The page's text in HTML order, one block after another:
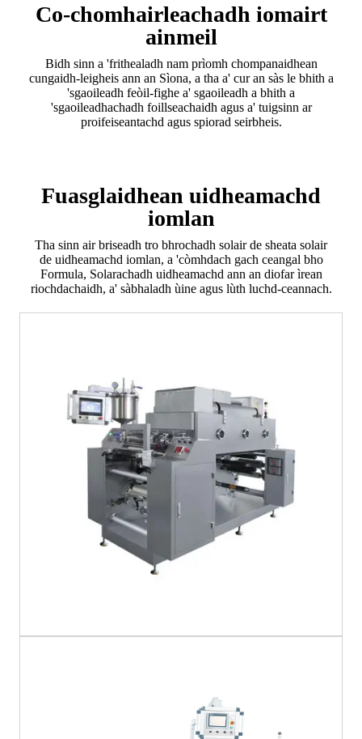
Co-chomhairleachadh iomairt
ainmeil
Bidh sinn a 'frithealadh nam prìomh chompanaidhean
cungaidh-leigheis ann an Sìona, a tha a' cur an sàs le bhith a
'sgaoileadh feòil-fighe a' sgaoileadh a bhith a
'sgaoileadhachadh foillseachaidh agus a' tuigsinn ar
proifeiseantachd agus spiorad seirbheis.
Fuasglaidhean uidheamachd
iomlan
Tha sinn air briseadh tro bhrochadh solair de sheata solair
de uidheamachd iomlan, a 'còmhdach gach ceangal bho
Formula, Solarachadh uidheamachd ann an diofar ìrean
riochdachaidh, a' sàbhaladh ùine agus lùth luchd-ceannach.